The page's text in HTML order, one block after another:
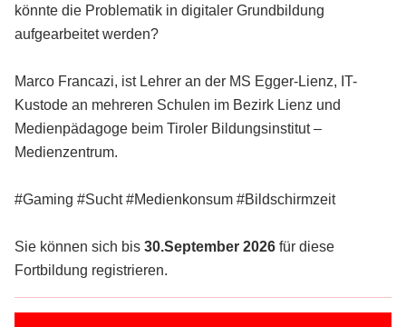
könnte die Problematik in digitaler Grundbildung
aufgearbeitet werden?
Marco Francazi, ist Lehrer an der MS Egger-Lienz, IT-
Kustode an mehreren Schulen im Bezirk Lienz und
Medienpädagoge beim Tiroler Bildungsinstitut –
Medienzentrum.
#Gaming #Sucht #Medienkonsum #Bildschirmzeit
Sie können sich bis 30.September 2026 für diese
Fortbildung registrieren.